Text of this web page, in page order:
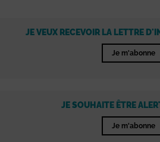
JE VEUX RECEVOIR LA LETTRE
Je m'abonne
JE SOUHAITE ÊTRE
Je m'abonne